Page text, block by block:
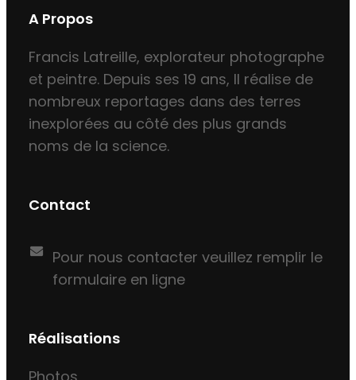
A Propos
Francis Latreille, explorateur photographe
et peintre. Depuis ses 19 ans, Il réalise de
nombreux reportages dans des terres
inexplorées au côté des plus grands
noms de la science.
Contact
Pour nous contacter veuillez remplir le
formulaire en ligne
Réalisations